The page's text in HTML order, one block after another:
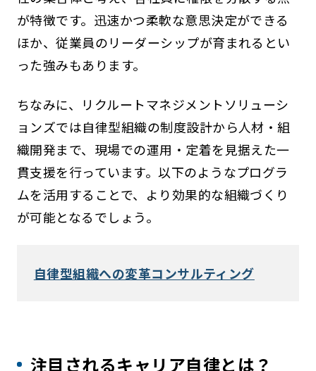
が特徴です。迅速かつ柔軟な意思決定ができる
ほか、従業員のリーダーシップが育まれるとい
った強みもあります。
ちなみに、リクルートマネジメントソリューシ
ョンズでは自律型組織の制度設計から人材・組
織開発まで、現場での運用・定着を見据えた一
貫支援を行っています。以下のようなプログラ
ムを活用することで、より効果的な組織づくり
が可能となるでしょう。
自律型組織への変革コンサルティング
注目されるキャリア自律とは？